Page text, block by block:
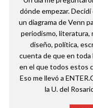
dónde empezar.
un diagrama de Venn
periodismo, literatura,
diseño, política,
cuenta de que en toda
en el que todos estos
Eso me llevó a
la U. del